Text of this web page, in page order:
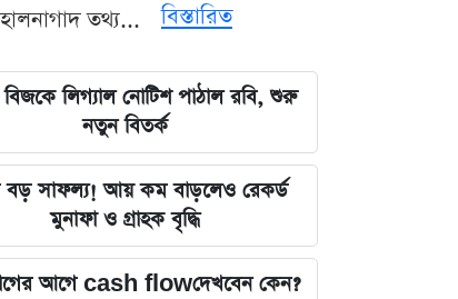
হালনাগাদ তথ্য...
বিস্তারিত
বিজকে লিগ্যাল নোটিশ পাঠাল রবি, শুরু
নতুন বিতর্ক
বড় সাফল্য! আয় কম বাড়লেও রেকর্ড
মুনাফা ও গ্রাহক বৃদ্ধি
আগে cash flowদেখবেন কেন?